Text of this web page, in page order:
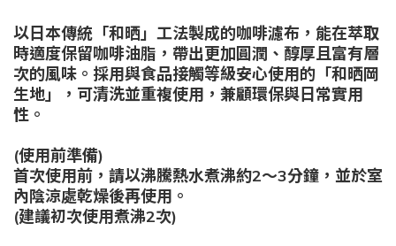
以日本傳統「和晒」工法製成的咖啡濾布，能在萃取
時適度保留咖啡油脂，帶出更加圓潤、醇厚且富有層
次的風味。採用與食品接觸等級安心使用的「和晒岡
生地」，可清洗並重複使用，兼顧環保與日常實用
性。
(使用前準備)
首次使用前，請以沸騰熱水煮沸約2～3分鐘，並於室
內陰涼處乾燥後再使用。
(建議初次使用煮沸2次)